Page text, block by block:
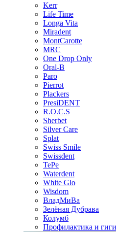
Kerr
Life Time
Longa Vita
Miradent
MontCarotte
MRC
One Drop Only
Oral-B
Paro
Pierrot
Plackers
PresiDENT
R.O.C.S
Sherbet
Silver Care
Splat
Swiss Smile
Swissdent
TePe
Waterdent
White Glo
Wisdom
ВладМиВа
Зелёная Дубрава
Колумб
Профилактика и